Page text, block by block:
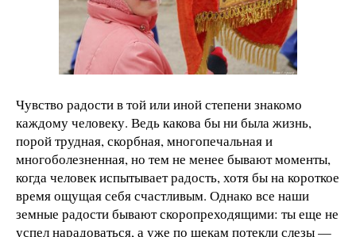
Чувство радости в той или иной степени знакомо
каждому человеку. Ведь какова бы ни была жизнь,
порой трудная, скорбная, многопечальная и
многоболезненная, но тем не менее бывают моменты,
когда человек испытывает радость, хотя бы на короткое
время ощущая себя счастливым. Однако все наши
земные радости бывают скоропреходящими: ты еще не
успел нарадоваться, а уже по щекам потекли слезы —